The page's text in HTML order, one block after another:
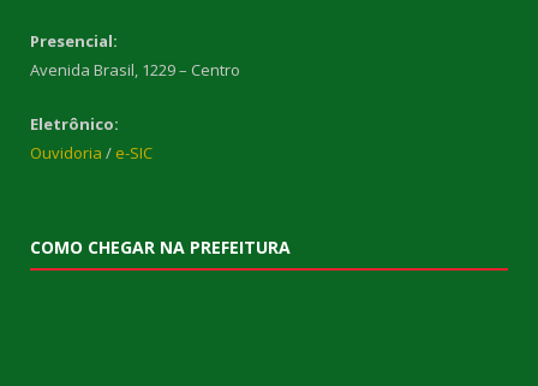
Presencial:
Avenida Brasil, 1229 – Centro
Eletrônico:
Ouvidoria / e-SIC
COMO CHEGAR NA PREFEITURA